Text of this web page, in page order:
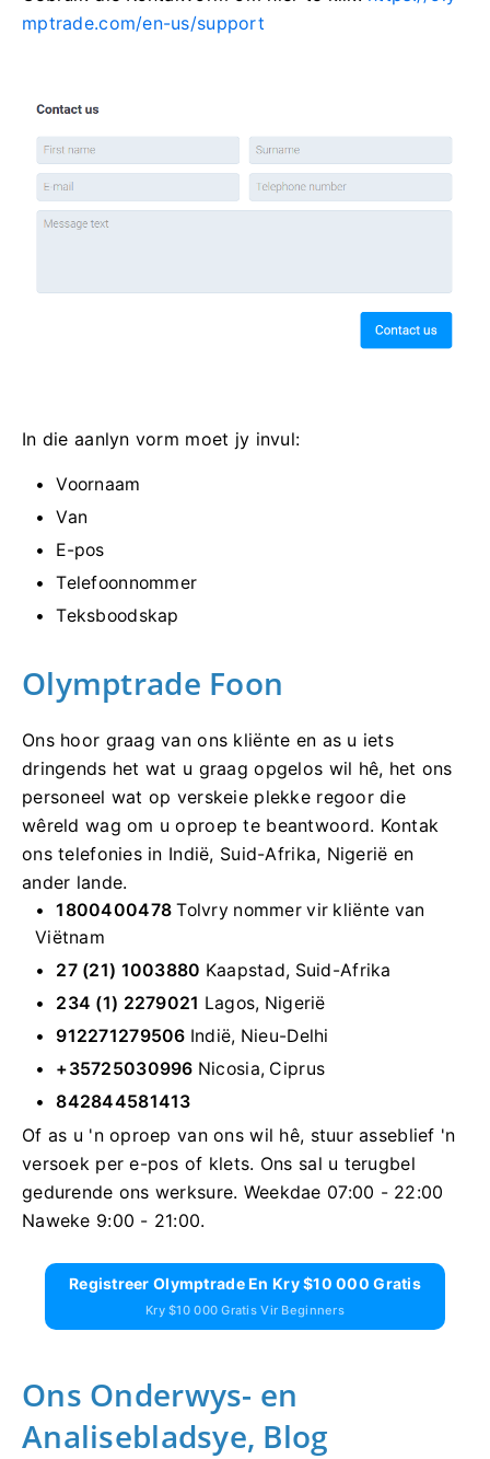
mptrade.com/en-us/support
In die aanlyn vorm moet jy invul:
Voornaam
Van
E-pos
Telefoonnommer
Teksboodskap
Olymptrade Foon
Ons hoor graag van ons kliënte en as u iets
dringends het wat u graag opgelos wil hê, het ons
personeel wat op verskeie plekke regoor die
wêreld wag om u oproep te beantwoord. Kontak
ons ​​telefonies in Indië, Suid-Afrika, Nigerië en
ander lande.
1800400478 Tolvry nommer vir kliënte van
Viëtnam
27 (21) 1003880 Kaapstad, Suid-Afrika
234 (1) 2279021 Lagos, Nigerië
912271279506 Indië, Nieu-Delhi
+35725030996 Nicosia, Ciprus
842844581413
Of as u 'n oproep van ons wil hê, stuur asseblief 'n
versoek per e-pos of klets. Ons sal u terugbel
gedurende ons werksure. Weekdae 07:00 - 22:00
Naweke 9:00 - 21:00.
Registreer Olymptrade En Kry $10 000 Gratis
Kry $10 000 Gratis Vir Beginners
Ons Onderwys- en
Analisebladsye, Blog